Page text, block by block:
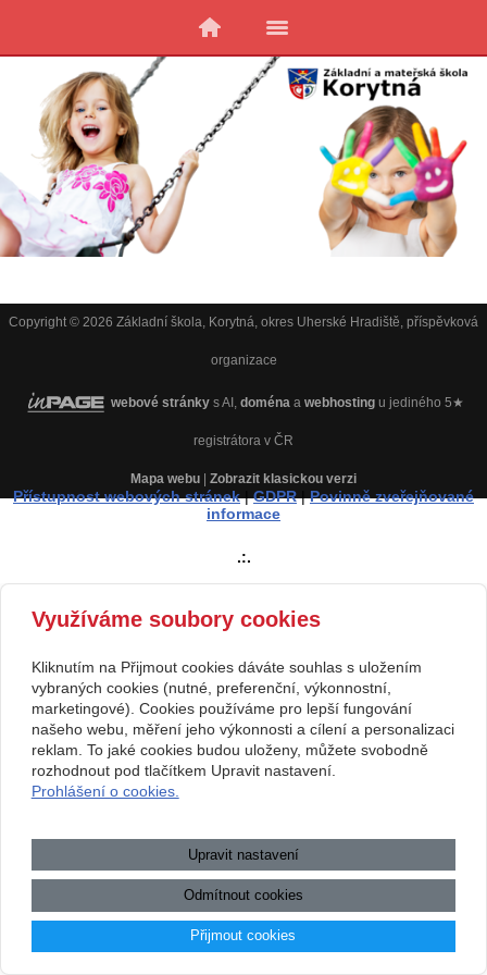
Copyright © 2026 Základní škola, Korytná, okres Uherské Hradiště, příspěvková
organizace
webové stránky s AI, doména a webhosting u jediného 5★
registrátora v ČR
Mapa webu Zobrazit klasickou verzi
Přístupnost webových stránek|GDPR|Povinně zveřejňované
informace
.:.
Využíváme soubory cookies
Kliknutím na Přijmout cookies dáváte souhlas s uložením
vybraných cookies (nutné, preferenční, výkonnostní,
marketingové). Cookies používáme pro lepší fungování
našeho webu, měření jeho výkonnosti a cílení a personalizaci
reklam. To jaké cookies budou uloženy, můžete svobodně
rozhodnout pod tlačítkem Upravit nastavení.
Prohlášení o cookies.
Upravit nastavení
Odmítnout cookies
Přijmout cookies